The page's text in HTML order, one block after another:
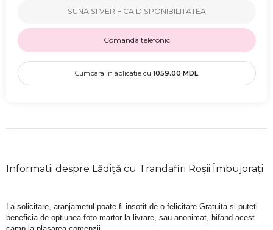
SUNA SI VERIFICA DISPONIBILITATEA
Comanda telefonic
Cumpara in aplicatie cu 1059.00 MDL
Informatii despre Lădiță cu Trandafiri Roșii Îmbujorați
La solicitare, aranjametul poate fi insotit de o felicitare Gratuita si puteti
beneficia de optiunea foto martor la livrare, sau anonimat, bifand acest